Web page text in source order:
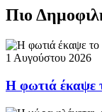
Πιο
1 Αυγούστου 2026
Η φωτιά έκαψε